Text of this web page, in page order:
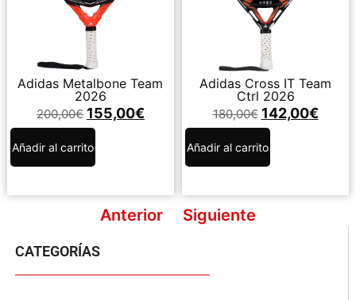
CATEGORÍAS
Adidas Metalbone Team
2026
200,00€ 155,00€
Añadir al carrito
Adidas Cross IT Team
Ctrl 2026
180,00€ 142,00€
Añadir al carrito
Anterior Siguiente